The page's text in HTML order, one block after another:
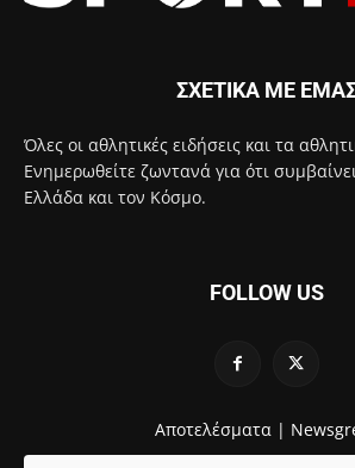
ΣΧΕΤΙΚΑ ΜΕ
Όλες οι αθλητικές ειδήσεις και τα
Ενημερωθείτε ζωντανά για ότι
Ελλάδα και τον Κόσμο.
FOLLOW US
Αποτελέσματα |